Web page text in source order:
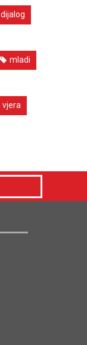
dijalog
mladi
vjera